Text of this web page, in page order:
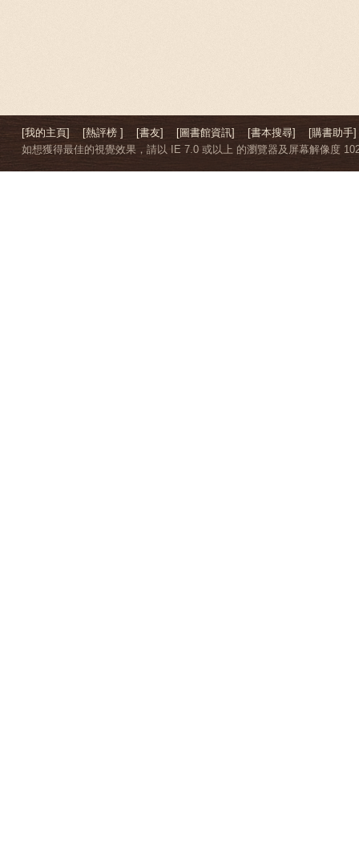
[我的主頁] [熱評榜 ] [書友] [圖書館資訊] [書本搜尋]
[購書助手]
如想獲得最佳的視覺效果，請以 IE 7.0 或以上 的瀏覽器及屏幕解像度